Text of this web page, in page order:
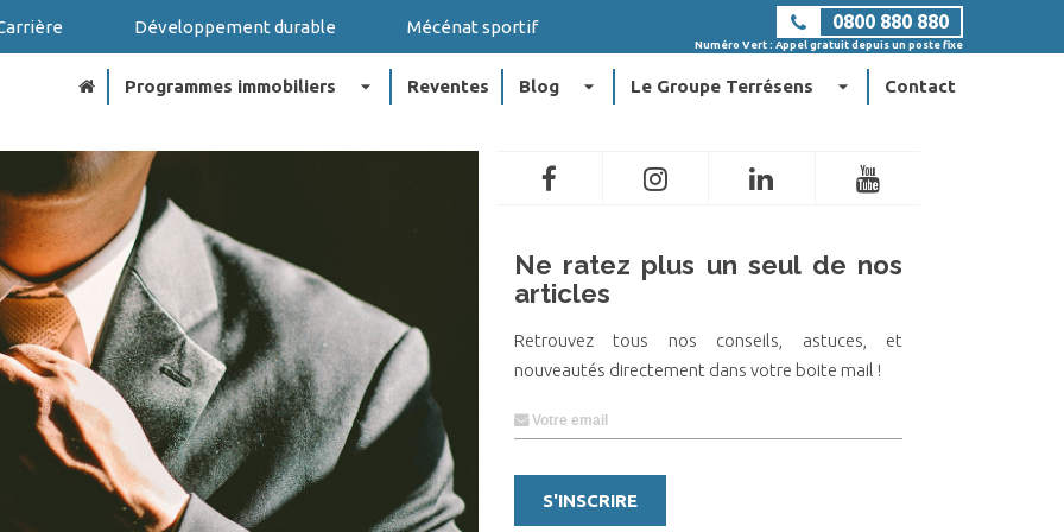
Développement durable Mécénat sportif 0800 880 880
Numéro Vert : Appel gratuit depuis un poste fixe
Programmes immobiliers arrow_drop_down Reventes Blog arrow_drop_down Le Groupe Terrésens arrow_drop_down Contact
Ne ratez plus un seul de nos
articles
Retrouvez tous nos conseils, astuces, et
nouveautés directement dans votre boite mail !